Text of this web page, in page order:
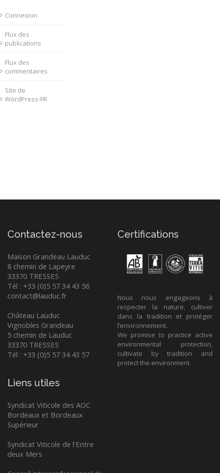
Connexion
Flux des
publications
Flux des
commentaires
Site de
WordPress-FR
Contactez-nous
Maison Grandeau Lauduc
8 chemin de Lapeyre
33370 TRESSES
Tél : +33 (0)5 57 34 43 56
contact@lauduc.fr
Château Lauduc
Vignobles Grandeau
5 chemin de Lauduc
33370 TRESSES
Tél : +33 (0)5 57 34 43 57
Certifications
Nous nous engageons à
respecter la nature, cultiver
dans la tradition et protéger
l’environnement.
We promise to practice active
environmental protection,
cultivate by tradition and
protect the environment.
Liens utiles
Syndicat Viticole des AOC
Bordeaux et Bordeaux
Supérieur
Syndicat Viticole de l'Entre
deux Mers